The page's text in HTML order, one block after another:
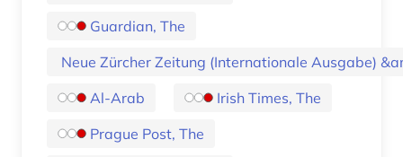
Guardian, The
Neue Zürcher Zeitung (Internationale Ausgabe)
Al-Arab
Irish Times, The
Prague Post, The